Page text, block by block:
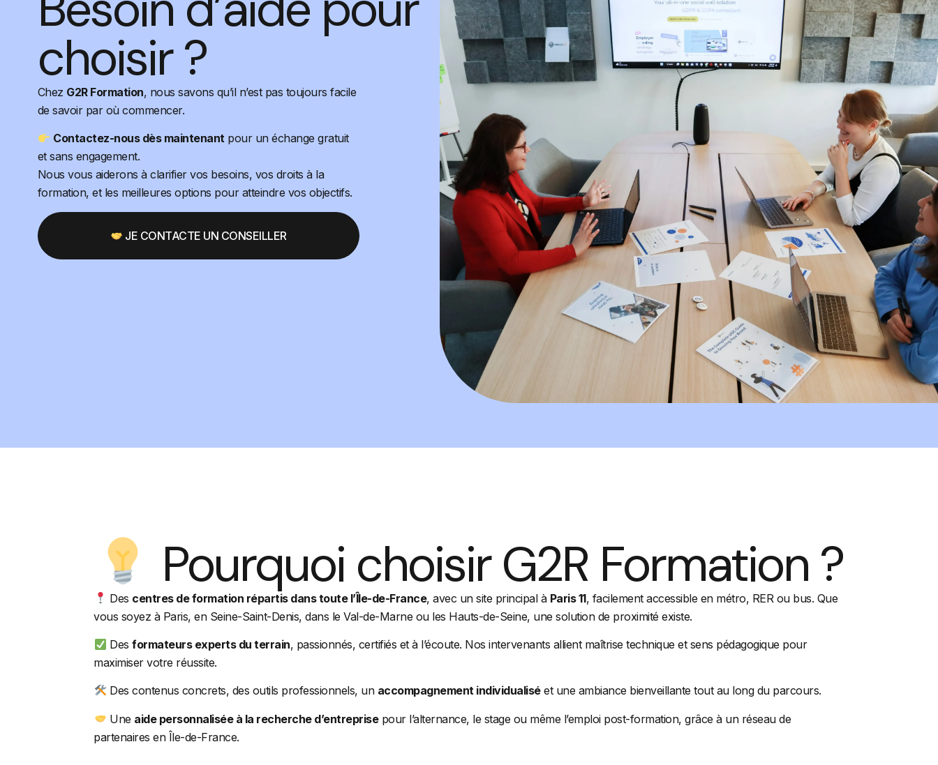
choisir ?
Chez G2R Formation, nous savons qu’il n’est pas toujours facile
de savoir par où commencer.
Contactez-nous dès maintenantpour un échange gratuit
et sans engagement.
Nous vous aiderons à clarifier vos besoins, vos droits à la
formation, et les meilleures options pour atteindre vos objectifs.
JE CONTACTE UN CONSEILLER
Pourquoi choisir G2R Formation ?
Des centres de formation répartis dans toute l’Île-de-France, avec un site principal à Paris 11, facilement accessible en métro, RER ou bus. Que
vous soyez à Paris, en Seine-Saint-Denis, dans le Val-de-Marne ou les Hauts-de-Seine, une solution de proximité existe.
Desformateurs experts du terrain, passionnés, certifiés et à l’écoute. Nos intervenants allient maîtrise technique et sens pédagogique pour
maximiser votre réussite.
Des contenus concrets, des outils professionnels, un accompagnement individualiséet une ambiance bienveillante tout au long du parcours.
Une aide personnalisée à la recherche d’entreprisepour l’alternance, le stage ou même l’emploi post-formation, grâce à un réseau de
partenaires en Île-de-France.